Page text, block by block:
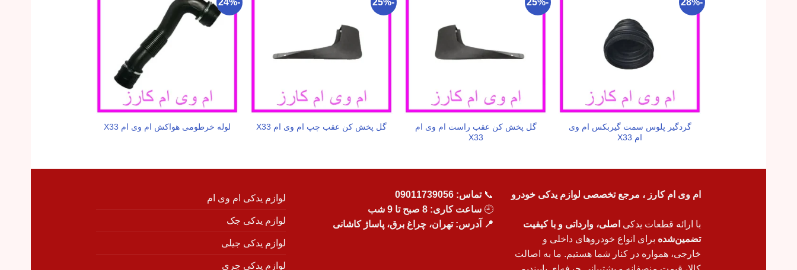
گردگیر پلوس سمت گیربکس ام وی
ام X33
گل پخش کن عقب راست ام وی ام
X33
گل پخش کن عقب چپ ام وی ام X33 لوله خرطومی هواکش ام وی ام X33
ام وی ام کارز ، مرجع تخصصی لوازم یدکی خودرو
با ارائه قطعات یدکی اصلی، وارداتی و با کیفیت
تضمین‌شده برای انواع خودروهای داخلی و
خارجی، همواره در کنار شما هستیم. ما به اصالت
📞تماس: 09011739056
🕘 ساعت کاری: 8 صبح تا 9 شب
📍 آدرس: تهران، چراغ برق، پاساژ کاشانی
لوازم یدکی ام وی ام
لوازم یدکی جک
لوازم یدکی جیلی
لوازم یدکی چری